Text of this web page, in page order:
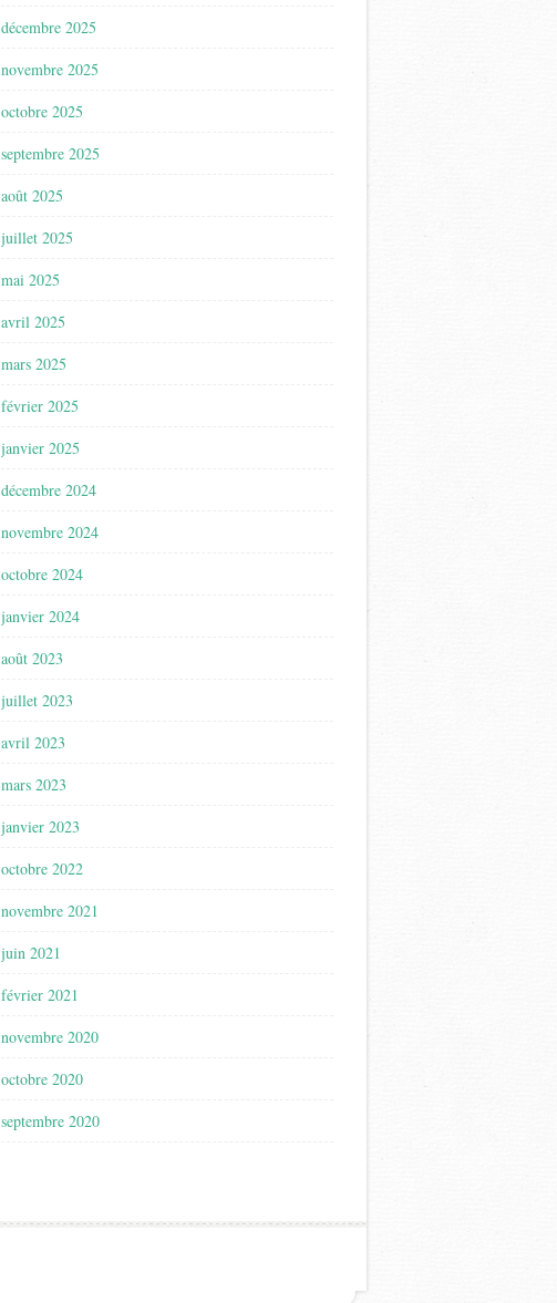
décembre 2025
novembre 2025
octobre 2025
septembre 2025
août 2025
juillet 2025
mai 2025
avril 2025
mars 2025
février 2025
janvier 2025
décembre 2024
novembre 2024
octobre 2024
janvier 2024
août 2023
juillet 2023
avril 2023
mars 2023
janvier 2023
octobre 2022
novembre 2021
juin 2021
février 2021
novembre 2020
octobre 2020
septembre 2020